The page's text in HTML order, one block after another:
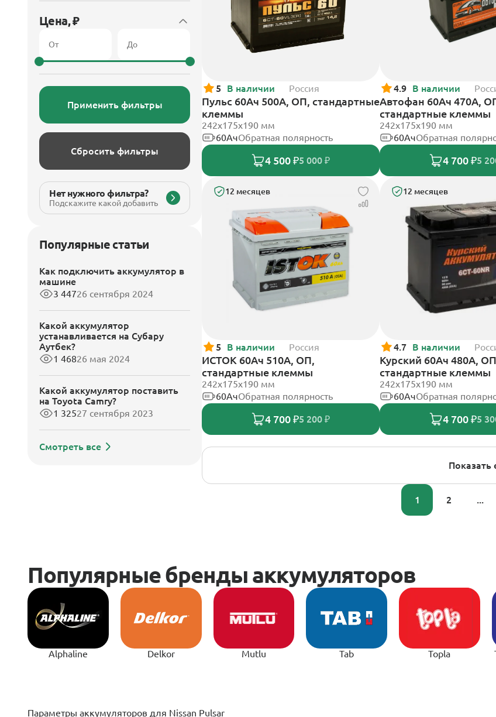
Цена, ₽
Применить фильтры
Сбросить фильтры
Нет нужного фильтра?
Подскажите какой добавить
Популярные статьи
Как подключить аккумулятор в
машине
3 44726 сентября 2024
Какой аккумулятор
устанавливается на Субару
Аутбек?
1 46826 мая 2024
Какой аккумулятор поставить
на Toyota Camry?
1 32527 сентября 2023
Смотреть все
5 В наличии Россия
Пульс 60Ач 500А, ОП, стандартные
клеммы
242x175x190 мм
60АчОбратная полярность
4 500 ₽5 000 ₽
4.9 В наличии
Автофан 60Ач 470А,
стандартные клеммы
242х175х190 мм
60АчОбратная
4 700 ₽5
12 месяцев
5 В наличии Россия
ИСТОК 60Ач 510А, ОП,
стандартные клеммы
242x175x190 мм
60АчОбратная полярность
4 700 ₽5 200 ₽
12 месяцев
4.7 В наличии
Курский 60Ач 480А,
стандартные клеммы
242x175x190 мм
60АчОбратная
4 700 ₽5
Показать
1 2 ...
Alphaline Delkor Mutlu Tab Topla
­­­­Параметры аккумуляторов для Nissan Pulsar